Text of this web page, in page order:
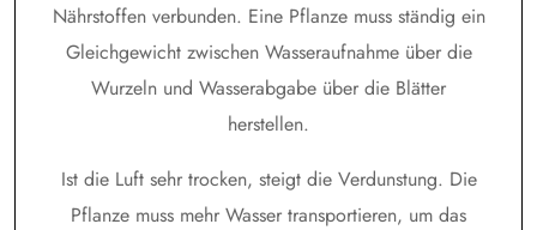
Nährstoffen verbunden. Eine Pflanze muss ständig ein
Gleichgewicht zwischen Wasseraufnahme über die
Wurzeln und Wasserabgabe über die Blätter
herstellen.
Ist die Luft sehr trocken, steigt die Verdunstung. Die
Pflanze muss mehr Wasser transportieren, um das